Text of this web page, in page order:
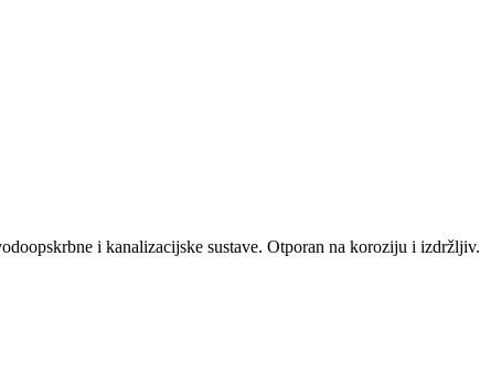
i kanalizacijske sustave. Otporan na koroziju i izdržljiv.